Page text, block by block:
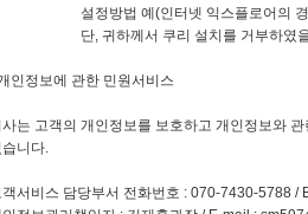
정방법 예(인터넷 익스플로어의 경우) :
, 귀하께서 쿠리 설치를 거부하였을 경
인정보에 관한 민원서비스
사는 고객의 개인정보를 보호하고 개인정보와
습니다.
객서비스 담당부서 전화번호 : 070-7430-5788 /